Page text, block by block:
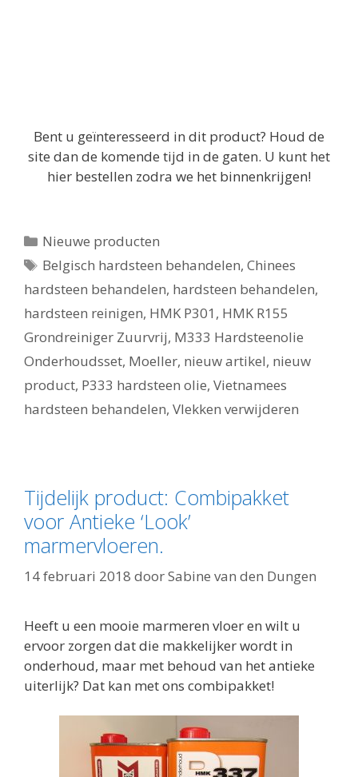
Bent u geïnteresseerd in dit product? Houd de
site dan de komende tijd in de gaten. U kunt het
hier bestellen zodra we het binnenkrijgen!
Categorieën
Nieuwe producten
Tags
Belgisch hardsteen behandelen,Chinees
hardsteen behandelen, hardsteen behandelen,
hardsteen reinigen, HMK P301 , HMK R155
Grondreiniger Zuurvrij, M333 Hardsteenolie
Onderhoudsset, Moeller, nieuw artikel, nieuw
product, P333 hardsteen olie, Vietnamees
hardsteen behandelen, Vlekken verwijderen
Tijdelijk product: Combipakket
voor Antieke ‘Look’
marmervloeren.
14 februari 2018 doorSabine van den Dungen
Heeft u een mooie marmeren vloer en wilt u
ervoor zorgen dat die makkelijker wordt in
onderhoud, maar met behoud van het antieke
uiterlijk? Dat kan met ons combipakket!